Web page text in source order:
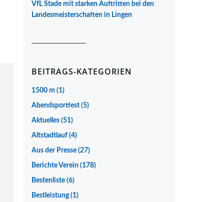
VfL Stade mit starken Auftritten bei den
Landesmeisterschaften in Lingen
BEITRAGS-KATEGORIEN
1500 m (1)
Abendsportfest (5)
Aktuelles (51)
Altstadtlauf (4)
Aus der Presse (27)
Berichte Verein (178)
Bestenliste (6)
Bestleistung(1)